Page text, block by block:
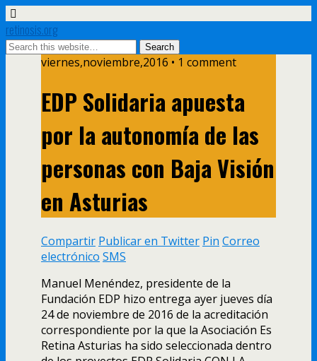
retinosis.org
viernes,noviembre,2016 • 1 comment
EDP Solidaria apuesta
por la autonomía de las
personas con Baja Visión
en Asturias
Compartir Publicar en Twitter Pin Correo
electrónico SMS
Manuel Menéndez, presidente de la
Fundación EDP hizo entrega ayer jueves día
24 de noviembre de 2016 de la acreditación
correspondiente por la que la Asociación Es
Retina Asturias ha sido seleccionada dentro